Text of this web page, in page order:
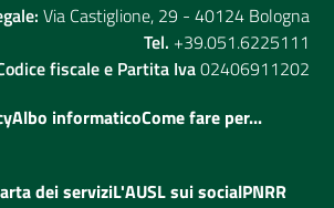
Via Castiglione, 29 - 40124 Bologna
Tel. +39.051.6225111
fiscale e Partita Iva02406911202
Albo informaticoCome fare per...
dei serviziL'AUSL sui socialPNRR